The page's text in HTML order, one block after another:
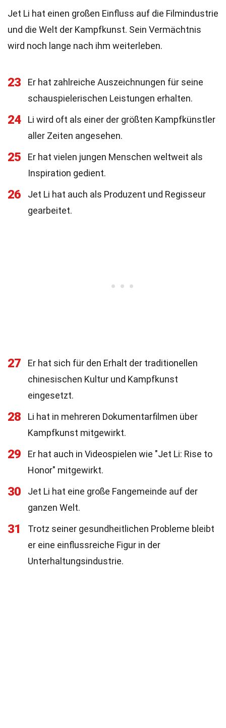
Jet Li hat einen großen Einfluss auf die Filmindustrie
und die Welt der Kampfkunst. Sein Vermächtnis
wird noch lange nach ihm weiterleben.
23
Er hat zahlreiche Auszeichnungen für seine
schauspielerischen Leistungen erhalten.
24
Li wird oft als einer der größten Kampfkünstler
aller Zeiten angesehen.
25
Er hat vielen jungen Menschen weltweit als
Inspiration gedient.
26
Jet Li hat auch als Produzent und Regisseur
gearbeitet.
27
Er hat sich für den Erhalt der traditionellen
chinesischen Kultur und Kampfkunst
eingesetzt.
28
Li hat in mehreren Dokumentarfilmen über
Kampfkunst mitgewirkt.
29
Er hat auch in Videospielen wie "Jet Li: Rise to
Honor" mitgewirkt.
30
Jet Li hat eine große Fangemeinde auf der
ganzen Welt.
31
Trotz seiner gesundheitlichen Probleme bleibt
er eine einflussreiche Figur in der
Unterhaltungsindustrie.